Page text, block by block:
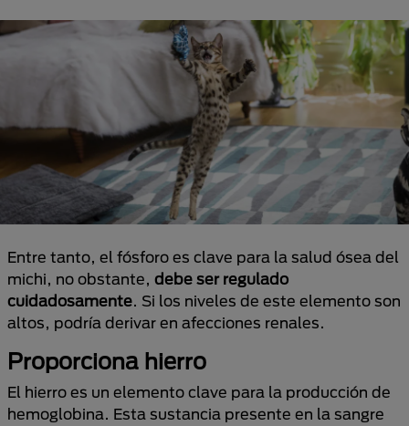
Entre tanto, el fósforo es clave para la salud ósea del
michi, no obstante, debe ser regulado
cuidadosamente. Si los niveles de este elemento son
altos, podría derivar en afecciones renales.
Proporciona hierro
El hierro es un elemento clave para la producción de
hemoglobina. Esta sustancia presente en la sangre